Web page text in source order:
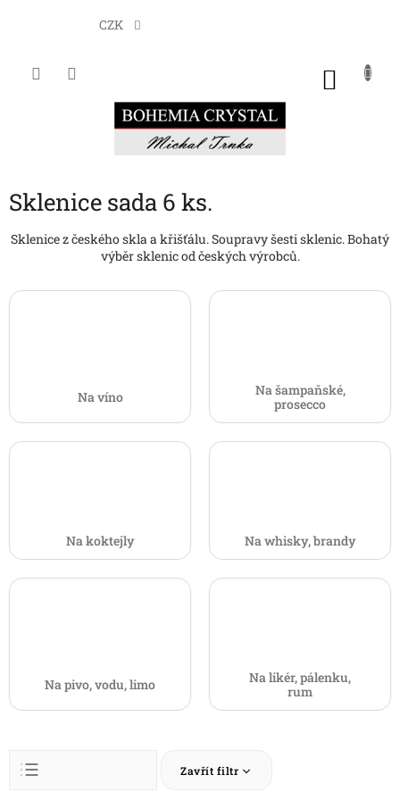
CZK
Sklenice sada 6 ks.
Sklenice z českého skla a křišťálu. Soupravy šesti sklenic. Bohatý
výběr sklenic od českých výrobců.
Na víno
Na šampaňské,
prosecco
Na koktejly Na whisky, brandy
Na pivo, vodu, limo
Na likér, pálenku,
rum
Ř
Zavřít filtr